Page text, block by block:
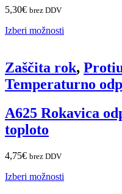
5,30€ brez DDV
Izberi možnosti
Zaščita rok,
Temperaturno
A625 Rokavica
toploto
4,75€ brez DDV
Izberi možnosti